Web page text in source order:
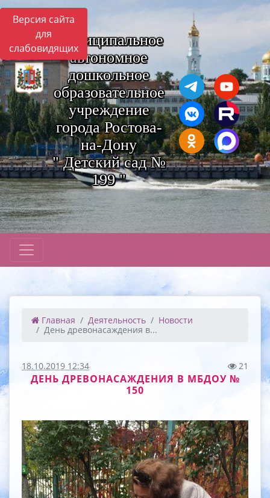
Версия сайта
для
слабовидящихМуниципальное
автономное
дошкольное
образовательное
учреждение
города Ростова-
на-Дону
" Детский сад №
199 "
Главная Деятельность
Новости
День древонасаждения в...
18.10.2019 12:34 21
ДЕНЬ ДРЕВОНАСАЖДЕНИЯ В МБДОУ №
150